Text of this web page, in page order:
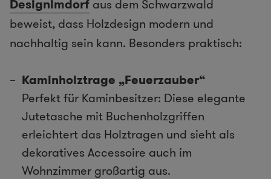
Designimdorf aus dem Schwarzwald
beweist, dass Holzdesign modern und
nachhaltig sein kann. Besonders praktisch:
Kaminholztrage „Feuerzauber“
Perfekt für Kaminbesitzer: Diese elegante
Jutetasche mit Buchenholzgriffen
erleichtert das Holztragen und sieht als
dekoratives Accessoire auch im
Wohnzimmer großartig aus.